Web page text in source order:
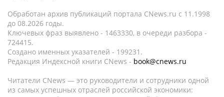
Обработан архив публикаций портала CNews.ru c 11.1998
до 08.2026 годы.
Ключевых фраз выявлено - 1463330, в очереди разбора -
724415.
Создано именных указателей - 199231.
Редакция Индексной книги CNews - book@cnews.ru
Читатели CNews — это руководители и сотрудники одной
из самых успешных отраслей российской экономики: